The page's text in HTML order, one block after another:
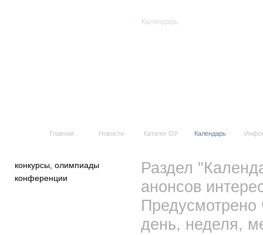
Главная Новости Каталог ОУ Календарь
Календарь
конкурсы, олимпиады
конференции
Раздел
анонсов
день, неделя,